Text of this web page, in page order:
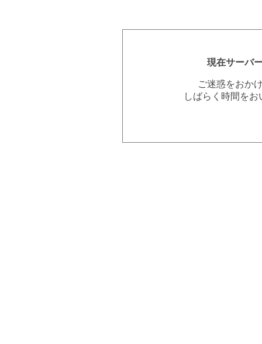
現在サーバ
ご迷惑をおか
しばらく時間を